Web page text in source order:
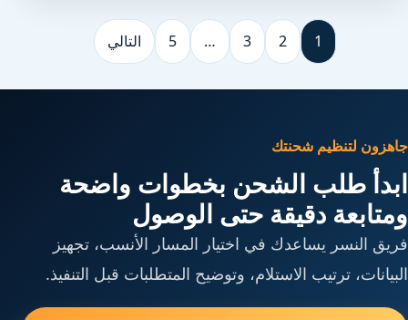
1
2
3
…
5 التالي
جاهزون لتنظيم شحنتك
ابدأ طلب الشحن بخطوات واضحة
ومتابعة دقيقة حتى الوصول
فريق النسر يساعدك في اختيار المسار الأنسب، تجهيز
البيانات، ترتيب الاستلام، وتوضيح المتطلبات قبل التنفيذ.